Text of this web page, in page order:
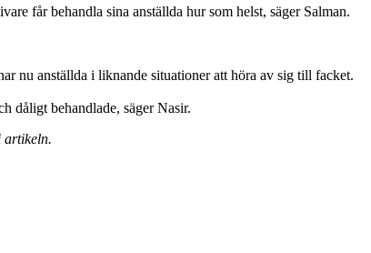
får behandla sina anställda hur som helst, säger Salman.
nu anställda i liknande situationer att höra av sig till facket.
dåligt behandlade, säger Nasir.
artikeln.